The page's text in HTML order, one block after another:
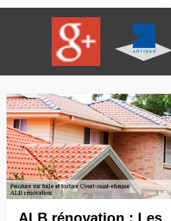
ALB rénovation : Les